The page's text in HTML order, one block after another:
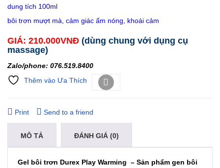
dung tích 100ml
bôi trơn mượt mà, cảm giác ấm nóng, khoái cảm
GIÁ: 210.000VNĐ (dùng chung với dụng cụ
massage)
Zalo/phone: 076.519.8400
Thêm vào Ưa Thích
Print Send to a friend
MÔ TẢ ĐÁNH GIÁ (0)
Gel bôi trơn Durex Play Warming – Sản phẩm gen bôi